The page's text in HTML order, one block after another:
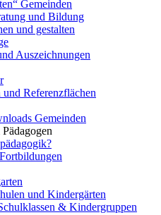
Gemeinden
und Bildung
und gestalten
Auszeichnungen
und Referenzflächen
Gemeinden
und Kindergärten
& Kindergruppen